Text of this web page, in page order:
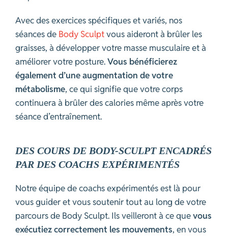
Avec des exercices spécifiques et variés, nos
séances de Body Sculptvous aideront à brûler les
graisses, à développer votre masse musculaire et à
améliorer votre posture.Vous bénéficierez
également d’une augmentation de votre
métabolisme, ce qui signifie que votre corps
continuera à brûler des calories même après votre
séance d’entraînement.
DES COURS DE BODY-SCULPT ENCADRÉS
PAR DES COACHS EXPÉRIMENTÉS
Notre équipe de coachs expérimentés est là pour
vous guider et vous soutenir tout au long de votre
parcours de Body Sculpt. Ils veilleront à ce quevous
exécutiez correctement les mouvements, en vous